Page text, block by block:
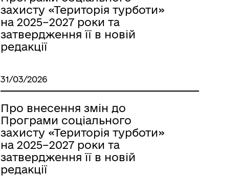
захисту «Територія турботи»
на 2025–2027 роки та
затвердження її в новій
редакції
31/03/2026
Про внесення змін до
Програми соціального
захисту «Територія турботи»
на 2025–2027 роки та
затвердження її в новій
редакції